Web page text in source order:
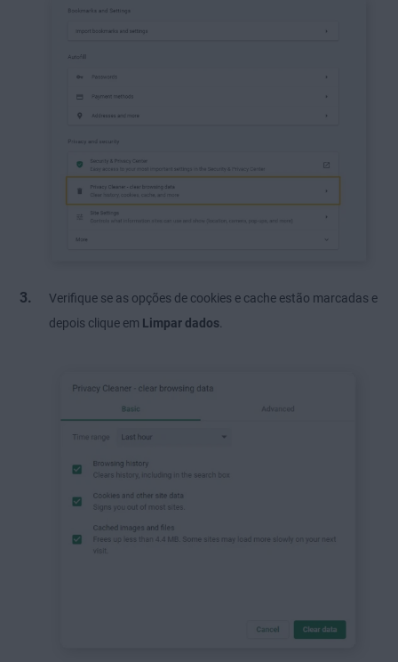
Verifique se as opções de cookies e cache estão marcadas e
depois clique em Limpar dados